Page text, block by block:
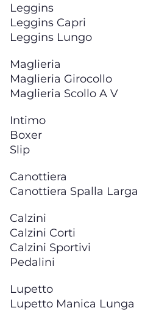
Leggins
Leggins Capri
Leggins Lungo
Maglieria
Maglieria Girocollo
Maglieria Scollo A V
Intimo
Boxer
Slip
Canottiera
Canottiera Spalla Larga
Calzini
Calzini Corti
Calzini Sportivi
Pedalini
Lupetto
Lupetto Manica Lunga